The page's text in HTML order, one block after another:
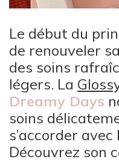
Le début du
de renouveler
des soins
légers. La
Dreamy Days
soins
s’accorder
Découvrez son